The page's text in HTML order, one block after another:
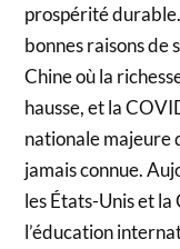
prospérité
bonnes raisons de
Chine où la
hausse, et la
nationale majeure
jamais connue.
les États-Unis et la
l’éducation